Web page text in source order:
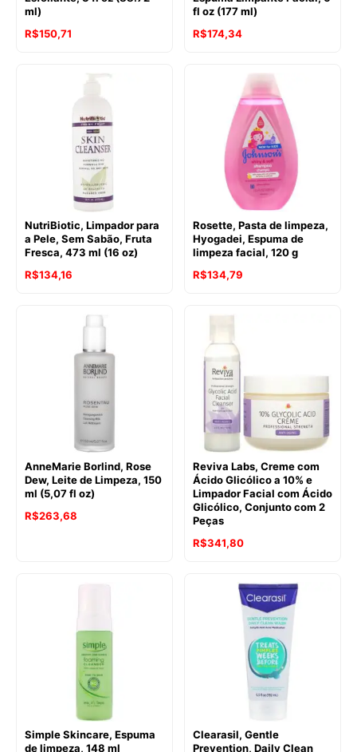
ml)
R$150,71
fl oz (177 ml)
R$174,34
NutriBiotic, Limpador para
a Pele, Sem Sabão, Fruta
Fresca, 473 ml (16 oz)
R$134,16
Rosette, Pasta de limpeza,
Hyogadei, Espuma de
limpeza facial, 120 g
R$134,79
AnneMarie Borlind, Rose
Dew, Leite de Limpeza, 150
ml (5,07 fl oz)
R$263,68
Reviva Labs, Creme com
Ácido Glicólico a 10% e
Limpador Facial com Ácido
Glicólico, Conjunto com 2
Peças
R$341,80
Simple Skincare, Espuma
de limpeza, 148 ml
Clearasil, Gentle
Prevention, Daily Clean